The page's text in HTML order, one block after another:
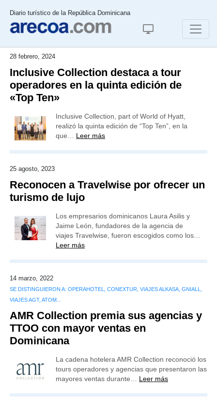
Diario turístico de la República Dominicana
28 febrero, 2024
Inclusive Collection destaca a tour
operadores en la quinta edición de
«Top Ten»
Inclusive Collection, part of World of Hyatt,
realizó la quinta edición de “Top Ten”, en la
que… Leer más
25 agosto, 2023
Reconocen a Travelwise por ofrecer un
turismo de lujo
Los empresarios dominicanos Laura Asilis y
Jaime León, fundadores de la agencia de
viajes Travelwise, fueron escogidos como los…
Leer más
14 marzo, 2022
SE DISTINGUIERON A: OPERAHOTEL, CONEXTUR, VIAJES ALKASA, GNIALL,
VIAJES AGT, ATOM...
AMR Collection premia sus agencias y
TTOO con mayor ventas en
Dominicana
La cadena hotelera AMR Collection reconoció los
tours operadores y agencias que presentaron las
mayores ventas durante… Leer más